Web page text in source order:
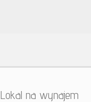
Lokal na wynajem